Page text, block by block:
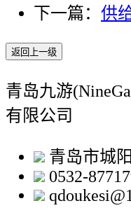
下一篇： 供
返回上一级
青岛九游
有限公司
青岛市城
0532-